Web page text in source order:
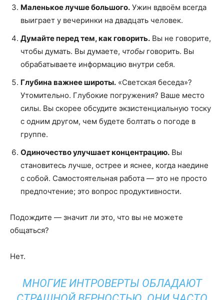
Маленькое лучше большого. Ужин вдвоём всегда
выиграет у вечеринки на двадцать человек.
Думайте перед тем, как говорить. Вы не говорите,
чтобы думать. Вы думаете, чтобы говорить. Вы
обрабатываете информацию внутри себя.
Глубина важнее широты. «Светская беседа»?
Утомительно. Глубокие погружения? Ваше место
силы. Вы скорее обсудите экзистенциальную тоску
с одним другом, чем будете болтать о погоде в
группе.
Одиночество улучшает концентрацию. Вы
становитесь лучше, острее и яснее, когда наедине
с собой. Самостоятельная работа — это не просто
предпочтение; это вопрос продуктивности.
Подождите — значит ли это, что вы не можете
общаться?
Нет.
МНОГИЕ ИНТРОВЕРТЫ ОБЛАДАЮТ